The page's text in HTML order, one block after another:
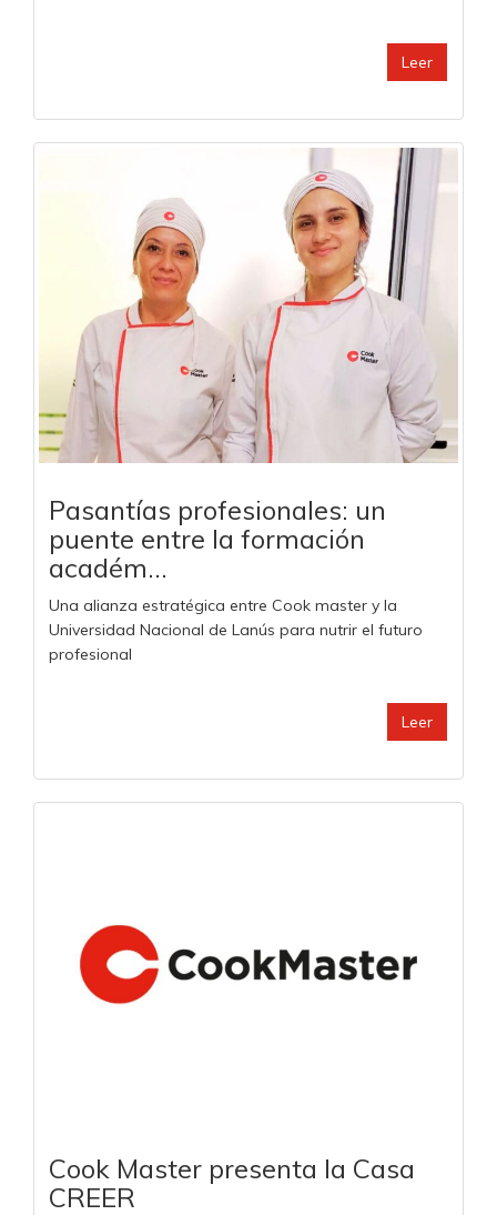
Leer
Pasantías profesionales: un
puente entre la formación
académ...
Una alianza estratégica entre Cook master y la
Universidad Nacional de Lanús para nutrir el futuro
profesional
Leer
Cook Master presenta la Casa
CREER